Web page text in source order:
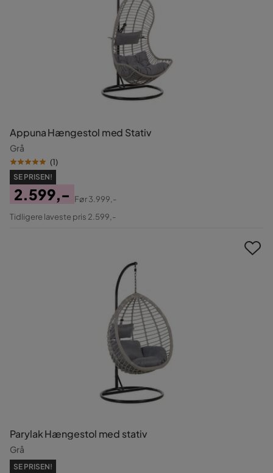
Appuna Hængestol med Stativ
Grå
(1)
SE PRISEN!
Pris
2.599,-
Original
Før3.999,-
Tidligere laveste pris 2.599,-
Parylak Hængestol med stativ
Grå
SE PRISEN!